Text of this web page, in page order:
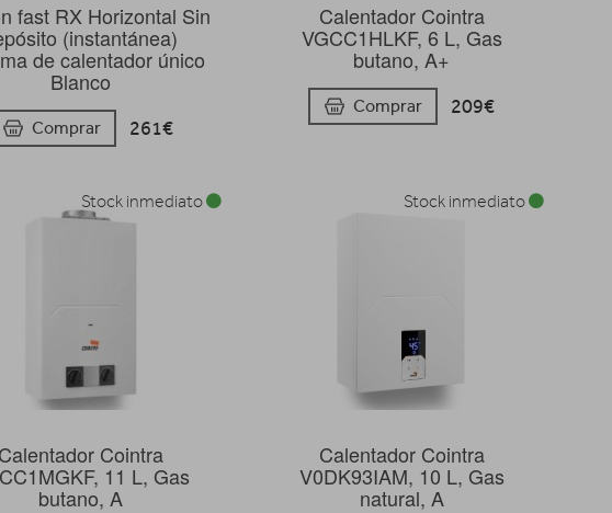
fast RX Horizontal Sin
(instantánea)
de calentador único
Blanco
Comprar 261€
Calentador Cointra
VGCC1HLKF, 6 L, Gas
butano, A+
Comprar 209€
Cointra
11 L, Gas
butano, A
Stock inmediato
Calentador Cointra
V0DK93IAM, 10 L, Gas
natural, A
Stock inmediato